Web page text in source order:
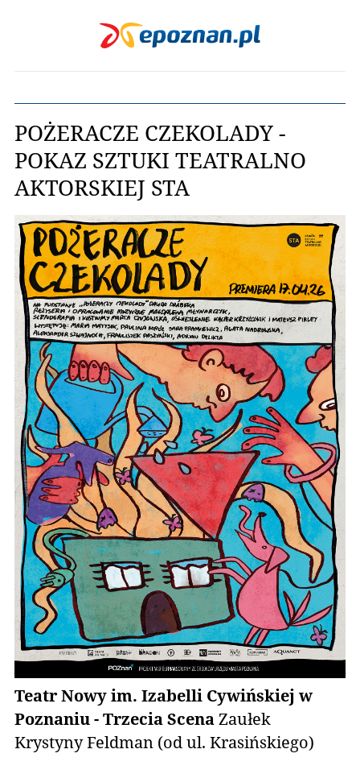
POŻERACZE CZEKOLADY -
POKAZ SZTUKI TEATRALNO
AKTORSKIEJ STA
Teatr Nowy im. Izabelli Cywińskiej w
Poznaniu - Trzecia Scena Zaułek
Krystyny Feldman (od ul. Krasińskiego)